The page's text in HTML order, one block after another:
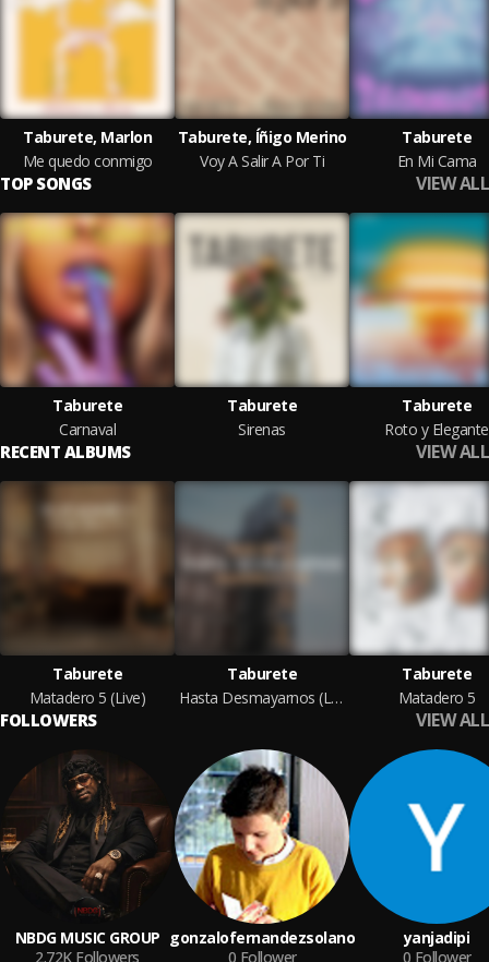
Taburete, Marlon
Me quedo conmigo
Taburete, Íñigo Merino
Voy A Salir A Por Ti
Taburete
En Mi Cama
TOP SONGS VIEW ALL
Taburete
Carnaval
Taburete
Sirenas
Taburete
Roto y Elegante
RECENT ALBUMS VIEW ALL
Taburete
Matadero 5 (Live)
Taburete
Hasta Desmayarnos (Live)
Taburete
Matadero 5
FOLLOWERS VIEW ALL
NBDG MUSIC GROUP
2.72K Followers
gonzalofernandezsolano
0 Follower
yanjadipi
0 Follower